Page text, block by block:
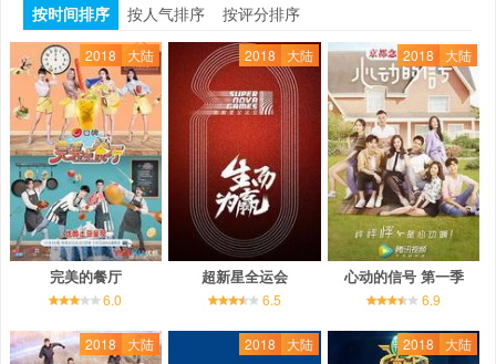
按时间排序
按人气排序 按评分排序
2018 大陆
完美的餐厅
6.0
2018 大陆
超新星全运会
6.5
2018 大陆
心动的信号 第一季
6.9
2018 大陆 2018 大陆 2018 大陆